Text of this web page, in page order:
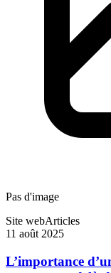
Pas d'image
Site webArticles
11 août 2025
L’importance